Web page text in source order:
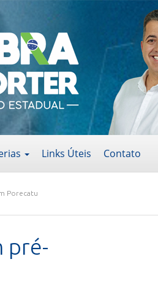
Links Úteis Contato
Porecatu
pré-